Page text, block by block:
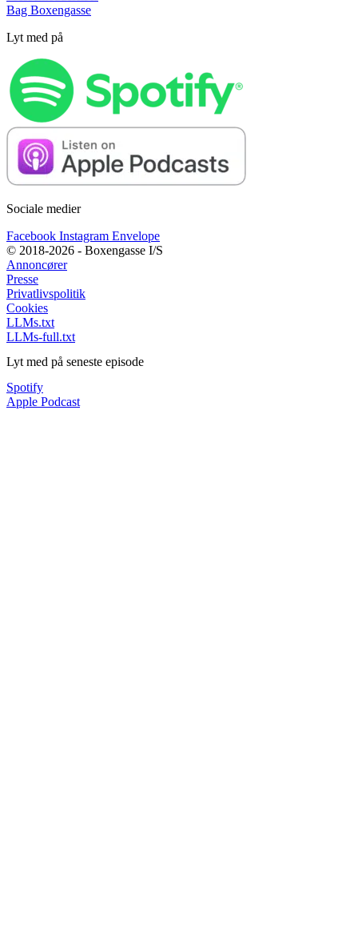
Bag Boxengasse
Lyt med på
Sociale medier
Facebook Instagram Envelope
© 2018-2026 - Boxengasse I/S
Annoncører
Presse
Privatlivspolitik
Cookies
LLMs.txt
LLMs-full.txt
Lyt med på seneste episode
Spotify
Apple Podcast